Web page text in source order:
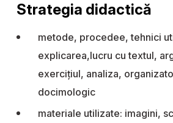
Strategia didactică
metode, procedee, tehnici
explicarea,lucru cu textul,
exercițiul, analiza,
docimologic
materiale utilizate: imagini,